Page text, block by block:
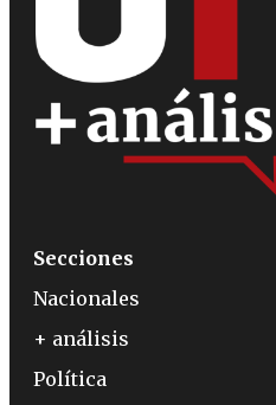
Secciones
Nacionales
+ análisis
Política